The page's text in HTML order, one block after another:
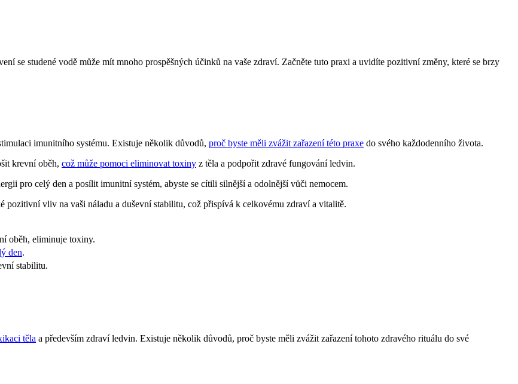
se studené vodě může mít mnoho prospěšných účinků na vaše zdraví. Začněte tuto praxi a uvidíte pozitivní změny, které se brzy
imunitního systému. Existuje několik důvodů, proč byste měli zvážit zařazení této praxe do svého každodenního života.
krevní oběh, což může pomoci eliminovat toxiny z těla a podpořit zdravé fungování ledvin.
pro celý den a posílit imunitní systém, abyste se cítili silnější a odolnější vůči nemocem.
pozitivní vliv na vaši náladu a duševní stabilitu, což přispívá k celkovému zdraví a vitalitě.
oběh, eliminuje toxiny.
den.
stabilitu.
těla a především zdraví ledvin. Existuje několik důvodů, proč byste měli zvážit zařazení tohoto zdravého rituálu do své